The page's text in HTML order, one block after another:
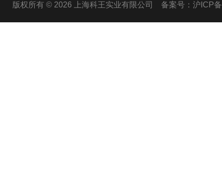
版权所有 © 2026 上海科王实业有限公司 备案号：沪ICP